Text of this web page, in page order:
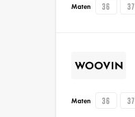
Maten 36 37
Maten 36 37